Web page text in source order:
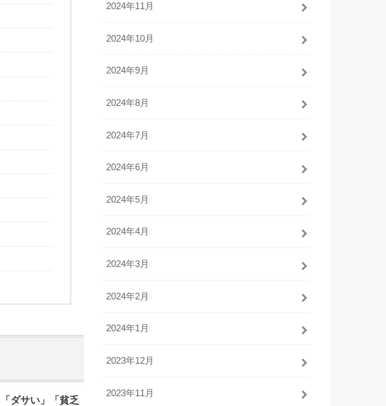
「ダサい」「貧乏
2024年11月
2024年10月
2024年9月
2024年8月
2024年7月
2024年6月
2024年5月
2024年4月
2024年3月
2024年2月
2024年1月
2023年12月
2023年11月